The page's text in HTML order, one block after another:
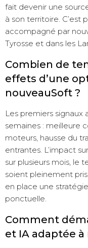
fait devenir une
à son territoire. C’est
accompagné par
Tyrosse et dans les
Combien de
effets d’une
nouveauSoft ?
Les premiers signaux
semaines : meilleure
moteurs, hausse du
entrantes. L’impact
sur plusieurs mois, le
soient pleinement
en place une
ponctuelle.
Comment
et IA adaptée